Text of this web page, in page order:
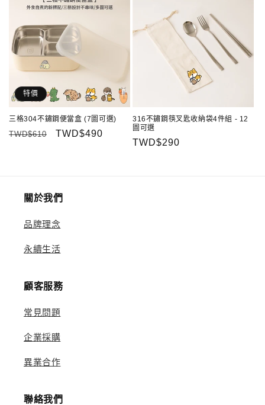
特價
三格304不鏽鋼便當盒 (7圖可選)
定
TWD$610
售
TWD$490
316不鏽鋼筷叉匙收納袋4件組 - 12
圖可選
定
TWD$290
關於我們
品牌理念
永續生活
顧客服務
常見問題
企業採購
異業合作
聯絡我們